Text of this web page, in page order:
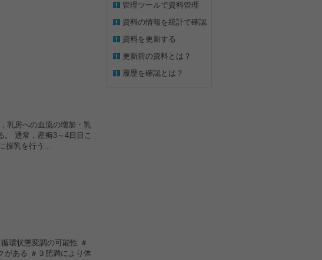
乳房への血流の増加・乳
通常，産褥3～4日目こ
授乳を行う...
環状態変調の可能性 ＃
がある ＃３肥満により体
管理ツールで資料管理
資料の情報を統計で確認
資料を更新する
更新前の資料とは？
履歴を確認とは？